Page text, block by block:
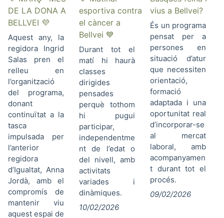
DE LA DONA A
BELLVEI 💜
Aquest any, la
regidora Ingrid
Salas pren el
relleu en
l’organització
del programa,
donant
continuïtat a la
tasca
impulsada per
l’anterior
regidora
d’Igualtat, Anna
Jordà, amb el
compromís de
mantenir viu
aquest espai de
esportiva contra
el càncer a
Bellvei 💙
Durant tot el
matí hi haurà
classes
dirigides
pensades
perquè tothom
hi pugui
participar,
independentme
nt de l’edat o
del nivell, amb
activitats
variades i
dinàmiques.
10/02/2026
vius a Bellvei?
És un programa
pensat per a
persones en
situació d’atur
que necessiten
orientació,
formació
adaptada i una
oportunitat real
d’incorporar-se
al mercat
laboral, amb
acompanyamen
t durant tot el
procés.
09/02/2026